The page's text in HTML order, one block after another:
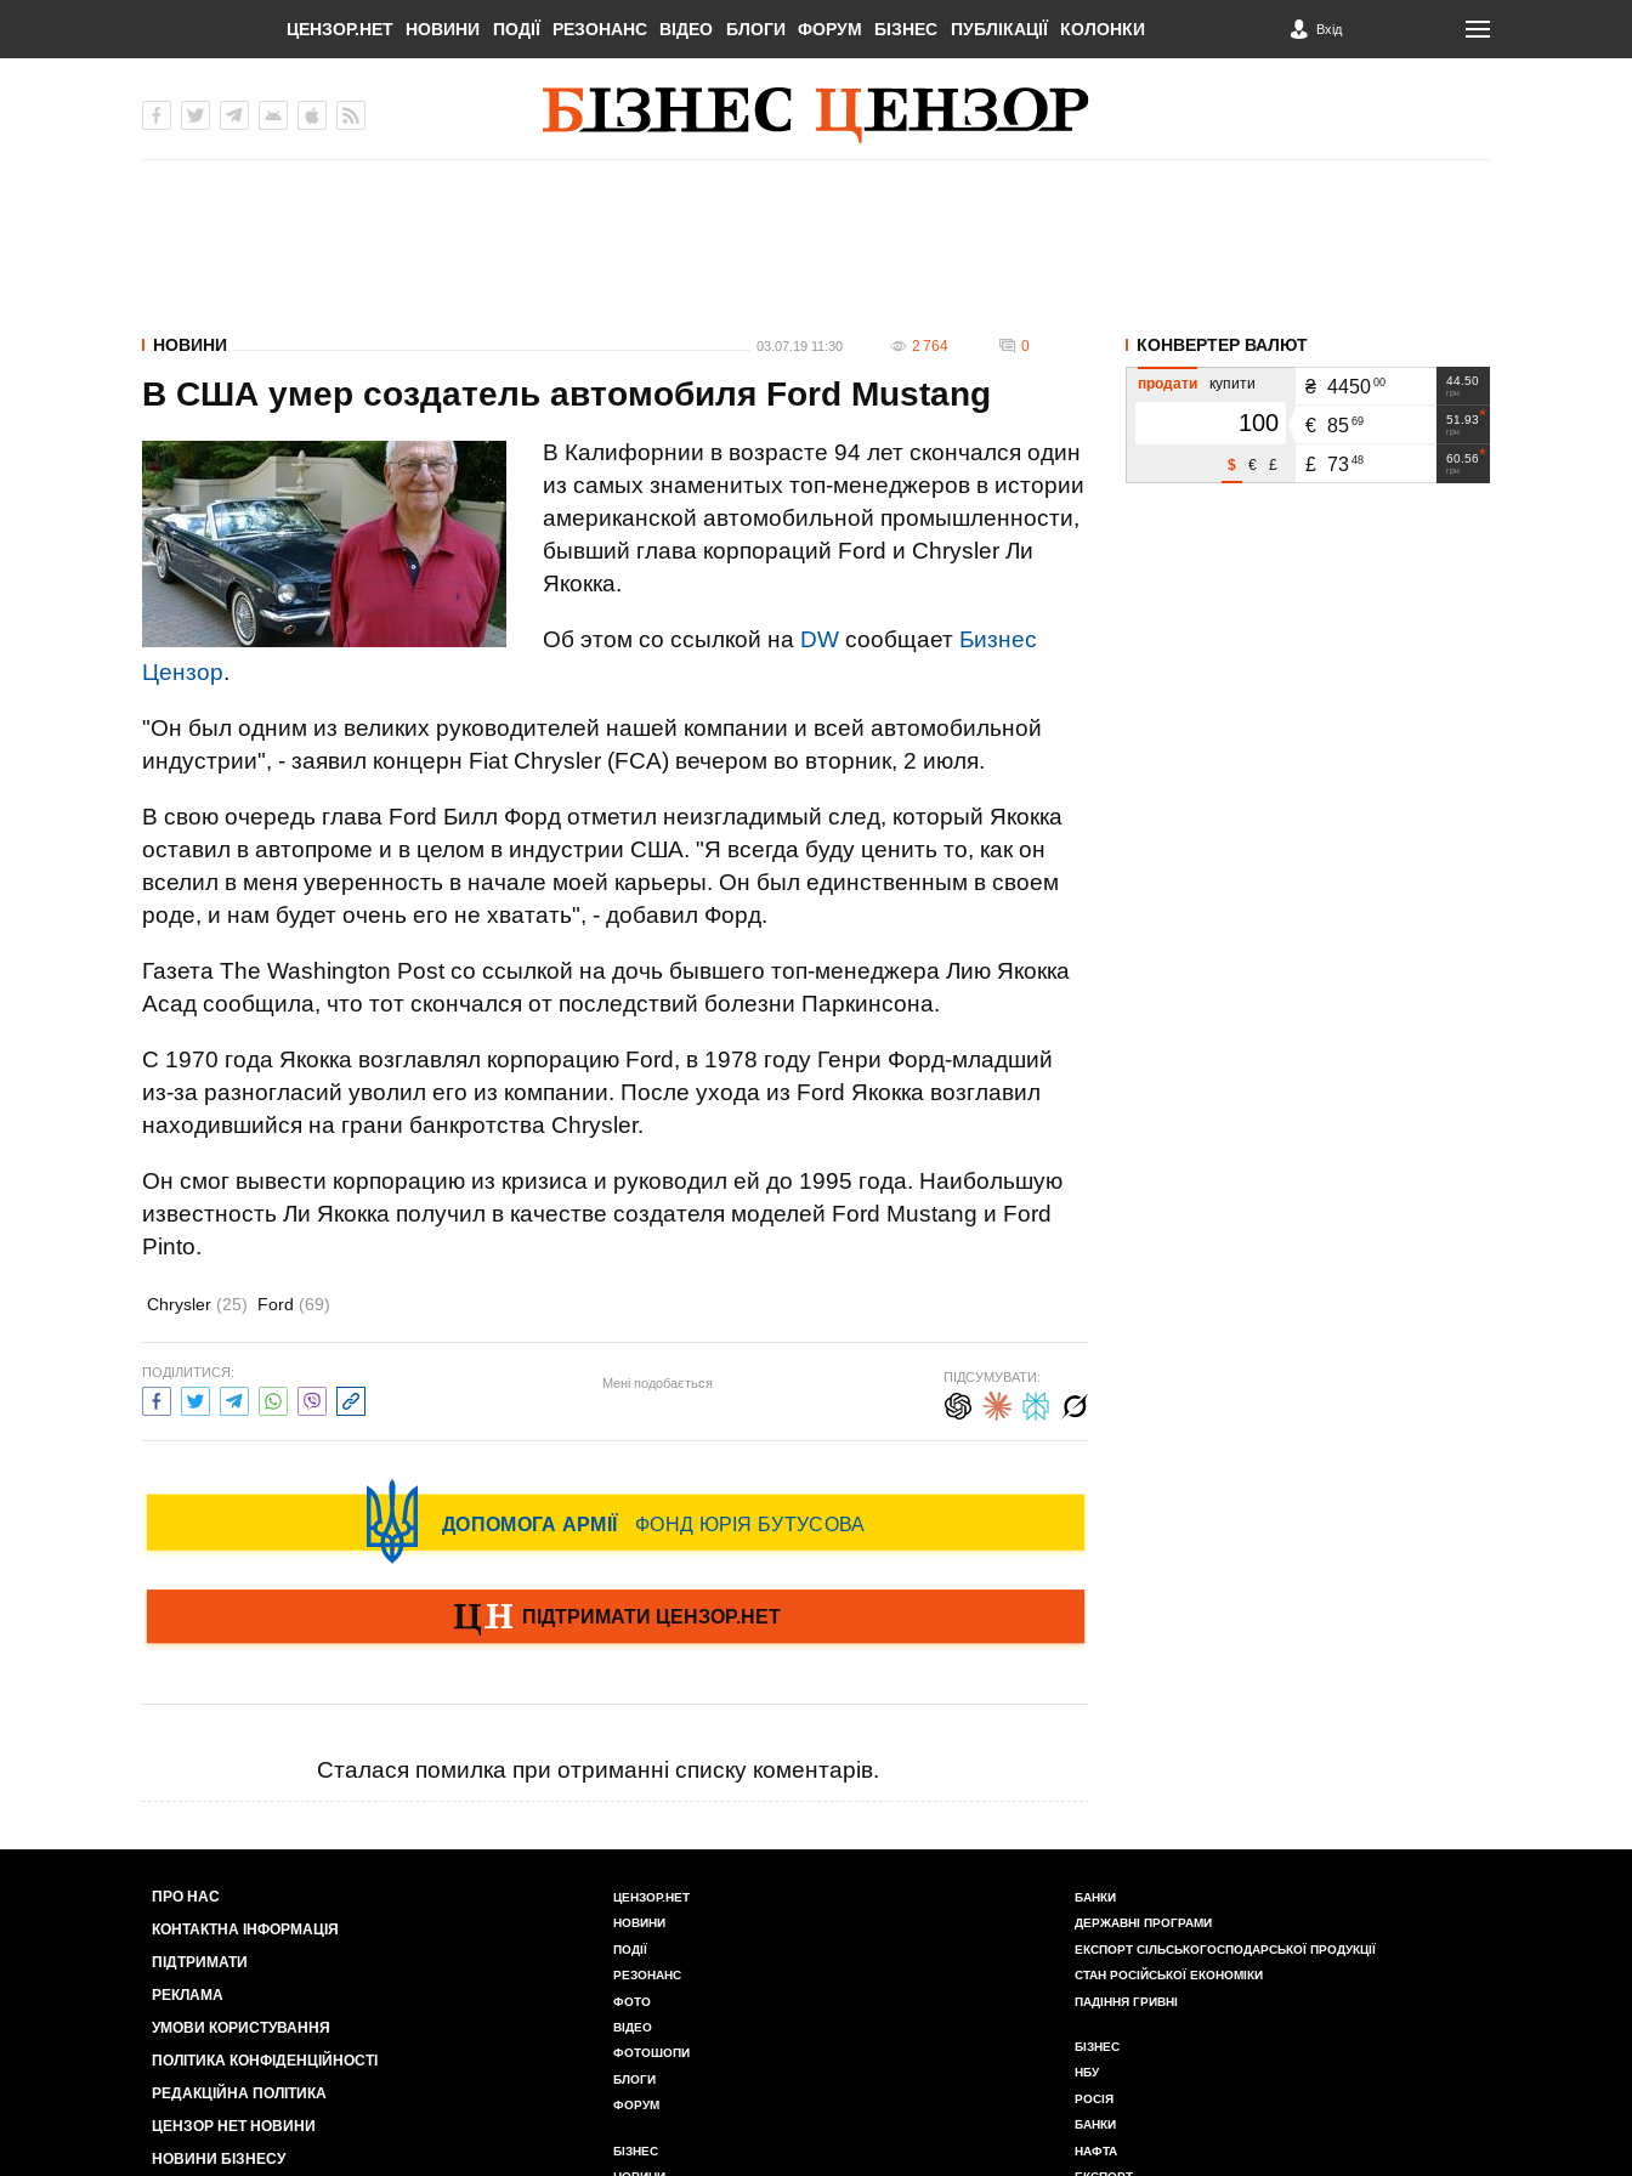
ЦЕНЗОР.НЕТ НОВИНИ ПОДІЇ РЕЗОНАНС ВІДЕО БЛОГИ ФОРУМ БІЗНЕС ПУБЛІКАЦІЇ КОЛОНКИ Вхід
НОВИНИ 03.07.19 11:30 2 764 0
В США умер создатель автомобиля Ford Mustang
В Калифорнии в возрасте 94 лет скончался один
из самых знаменитых топ-менеджеров в истории
американской автомобильной промышленности,
бывший глава корпораций Ford и Chrysler Ли
Якокка.
Об этом со ссылкой на DW сообщает Бизнес
Цензор.
"Он был одним из великих руководителей нашей компании и всей автомобильной
индустрии", - заявил концерн Fiat Chrysler (FCA) вечером во вторник, 2 июля.
В свою очередь глава Ford Билл Форд отметил неизгладимый след, который Якокка
оставил в автопроме и в целом в индустрии США. "Я всегда буду ценить то, как он
вселил в меня уверенность в начале моей карьеры. Он был единственным в своем
роде, и нам будет очень его не хватать", - добавил Форд.
Газета The Washington Post со ссылкой на дочь бывшего топ-менеджера Лию Якокка
Асад сообщила, что тот скончался от последствий болезни Паркинсона.
С 1970 года Якокка возглавлял корпорацию Ford, в 1978 году Генри Форд-младший
из-за разногласий уволил его из компании. После ухода из Ford Якокка возглавил
находившийся на грани банкротства Chrysler.
Он смог вывести корпорацию из кризиса и руководил ей до 1995 года. Наибольшую
известность Ли Якокка получил в качестве создателя моделей Ford Mustang и Ford
Pinto.
Chrysler (25) Ford (69)
ПОДІЛИТИСЯ:
Мені подобається ПІДСУМУВАТИ:
Сталася помилка при отриманні списку коментарів.
КОНВЕРТЕР ВАЛЮТ
продати купити
£
€
$
44.50
грн
₴ 4450 00
51.93
грн
€ 85 69
60.56
грн
£ 73 48
ПРО НАС
КОНТАКТНА ІНФОРМАЦІЯ
ПІДТРИМАТИ
РЕКЛАМА
УМОВИ КОРИСТУВАННЯ
ПОЛІТИКА КОНФІДЕНЦІЙНОСТІ
РЕДАКЦІЙНА ПОЛІТИКА
ЦЕНЗОР НЕТ НОВИНИ
НОВИНИ БІЗНЕСУ
ЦЕНЗОР.НЕТ
НОВИНИ
ПОДІЇ
РЕЗОНАНС
ФОТО
ВІДЕО
ФОТОШОПИ
БЛОГИ
ФОРУМ
БІЗНЕС
БАНКИ
ДЕРЖАВНІ ПРОГРАМИ
ЕКСПОРТ СІЛЬСЬКОГОСПОДАРСЬКОЇ ПРОДУКЦІЇ
СТАН РОСІЙСЬКОЇ ЕКОНОМІКИ
ПАДІННЯ ГРИВНІ
БІЗНЕС
НБУ
РОСІЯ
БАНКИ
НАФТА